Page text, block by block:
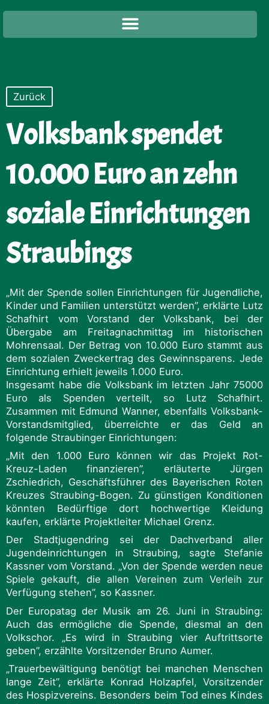
Zurück
Volksbank spendet
10.000 Euro an zehn
soziale Einrichtungen
Straubings
„Mit der Spende sollen Einrichtungen für Jugendliche,
Kinder und Familien unterstützt werden”, erklärte Lutz
Schafhirt vom Vorstand der Volksbank, bei der
Übergabe am Freitagnachmittag im historischen
Mohrensaal. Der Betrag von 10.000 Euro stammt aus
dem sozialen Zweckertrag des Gewinnsparens. Jede
Einrichtung erhielt jeweils 1.000 Euro.
Insgesamt habe die Volksbank im letzten Jahr 75000
Euro als Spenden verteilt, so Lutz Schafhirt.
Zusammen mit Edmund Wanner, ebenfalls Volksbank-
Vorstandsmitglied, überreichte er das Geld an
folgende Straubinger Einrichtungen:
„Mit den 1.000 Euro können wir das Projekt Rot-
Kreuz-Laden finanzieren”, erläuterte Jürgen
Zschiedrich, Geschäftsführer des Bayerischen Roten
Kreuzes Straubing-Bogen. Zu günstigen Konditionen
könnten Bedürftige dort hochwertige Kleidung
kaufen, erklärte Projektleiter Michael Grenz.
Der Stadtjugendring sei der Dachverband aller
Jugendeinrichtungen in Straubing, sagte Stefanie
Kassner vom Vorstand. „Von der Spende werden neue
Spiele gekauft, die allen Vereinen zum Verleih zur
Verfügung stehen”, so Kassner.
Der Europatag der Musik am 26. Juni in Straubing:
Auch das ermögliche die Spende, diesmal an den
Volkschor. „Es wird in Straubing vier Auftrittsorte
geben”, erzählte Vorsitzender Bruno Aumer.
„Trauerbewältigung benötigt bei manchen Menschen
lange Zeit”, erklärte Konrad Holzapfel, Vorsitzender
des Hospizvereins. Besonders beim Tod eines Kindes